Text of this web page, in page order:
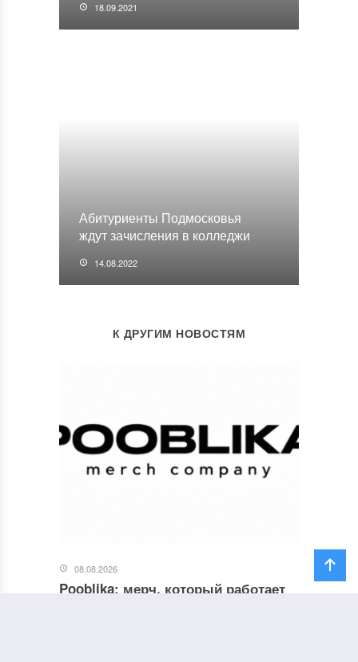
18.09.2021
Абитуриенты Подмосковья
ждут зачисления в колледжи
14.08.2022
К ДРУГИМ НОВОСТЯМ
08.08.2026
Pooblika: мерч, который работает